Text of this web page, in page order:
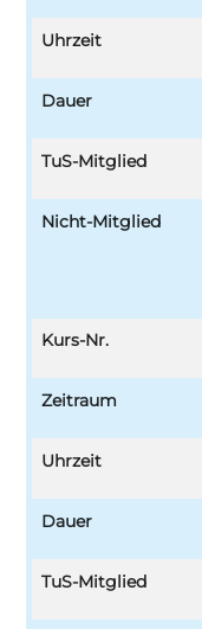
Uhrzeit
Dauer
TuS-Mitglied
Nicht-Mitglied
Kurs-Nr.
Zeitraum
Uhrzeit
Dauer
TuS-Mitglied